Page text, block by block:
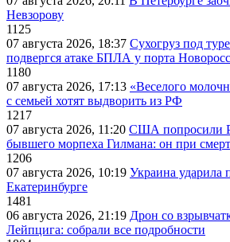
Невзорову
1125
07 августа 2026, 18:37 Сухогруз под
подвергся атаке БПЛА у порта
1180
07 августа 2026, 17:13 «Веселого
с семьей хотят выдворить из РФ
1217
07 августа 2026, 11:20 США попросили
бывшего морпеха Гилмана: он при
1206
07 августа 2026, 10:19 Украина ударила
Екатеринбурге
1481
06 августа 2026, 21:19 Дрон со
Лейпцига: собрали все подробности